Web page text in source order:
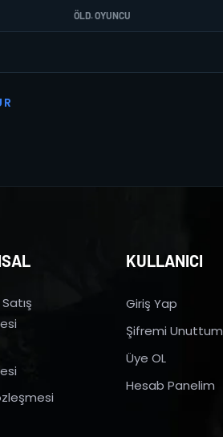
ÖLD. OYUNCU
R
KULLANICI
Giriş Yap
Şifremi Unuttum
Üye OL
Hesab Panelim